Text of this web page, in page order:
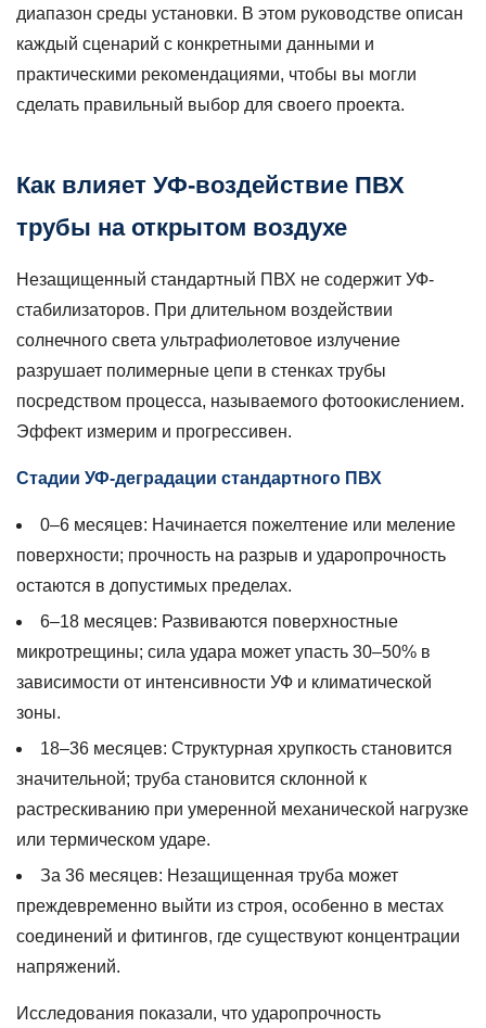
где
трубы
из
работают
Подземное
водоснабжение
распределение
3.2
Наружные
и
ливневые
системы
орошение
в
хозяйстве
3.4
Электрический
кабелепровод
(серый
Сантехника
для
бассейнов
и
4
правильного
типа
диапазон среды установки. В этом руководстве описан
каждый сценарий с конкретными данными и
практическими рекомендациями, чтобы вы могли
сделать правильный выбор для своего проекта.
Как влияет УФ-воздействие ПВХ
трубы на открытом воздухе
Незащищенный стандартный ПВХ не содержит УФ-
стабилизаторов. При длительном воздействии
солнечного света ультрафиолетовое излучение
разрушает полимерные цепи в стенках трубы
посредством процесса, называемого фотоокислением.
Эффект измерим и прогрессивен.
Стадии УФ-деградации стандартного ПВХ
0–6 месяцев: Начинается пожелтение или меление
поверхности; прочность на разрыв и ударопрочность
остаются в допустимых пределах.
6–18 месяцев: Развиваются поверхностные
микротрещины; сила удара может упасть 30–50% в
зависимости от интенсивности УФ и климатической
зоны.
18–36 месяцев: Структурная хрупкость становится
значительной; труба становится склонной к
растрескиванию при умеренной механической нагрузке
или термическом ударе.
За 36 месяцев: Незащищенная труба может
преждевременно выйти из строя, особенно в местах
соединений и фитингов, где существуют концентрации
напряжений.
Исследования показали, что ударопрочность